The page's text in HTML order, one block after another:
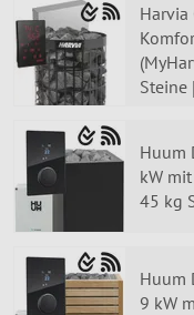
Steine
Huum
kW
45 kg
Huum
9 kW